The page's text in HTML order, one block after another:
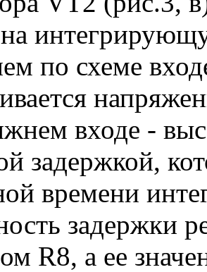
по схеме
входе -
задержкой,
времени
задержки
R8, а ее